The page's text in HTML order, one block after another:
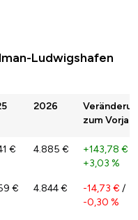
Ludwigshafen
2026
zum Vorjahr
€ 4.885 € +143,78 €
+3,03 %
€ 4.844 € -14,73 € /
-0,30 %